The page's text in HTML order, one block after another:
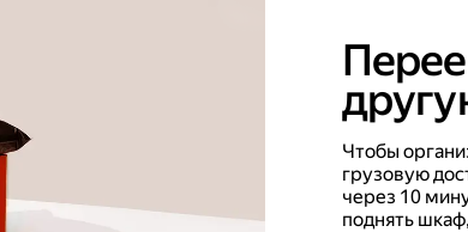
Чтобы
грузовую
через 10
поднять